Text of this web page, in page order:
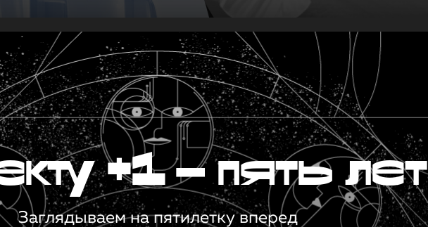
+1 — пять лет
Заглядываем на пятилетку вперед